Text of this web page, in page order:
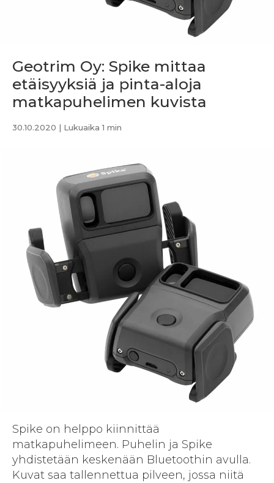
Geotrim Oy: Spike mittaa
etäisyyksiä ja pinta-aloja
matkapuhelimen kuvista
30.10.2020 | Lukuaika 1 min
Spike on helppo kiinnittää
matkapuhelimeen. Puhelin ja Spike
yhdistetään keskenään Bluetoothin avulla.
Kuvat saa tallennettua pilveen, jossa niitä